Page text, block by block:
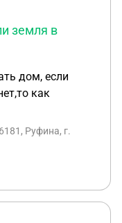
земля в
дом, если
как
Руфина, г.